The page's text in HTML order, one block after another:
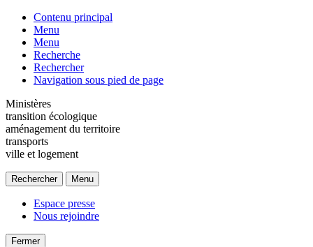
Contenu principal
Menu
Menu
Recherche
Rechercher
Navigation sous pied de page
Ministères
transition écologique
aménagement du territoire
transports
ville et logement
Rechercher Menu
Espace presse
Nous rejoindre
Fermer